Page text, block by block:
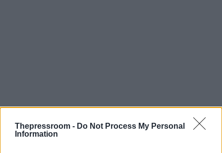
Thepressroom - Do Not Process My Personal
Information